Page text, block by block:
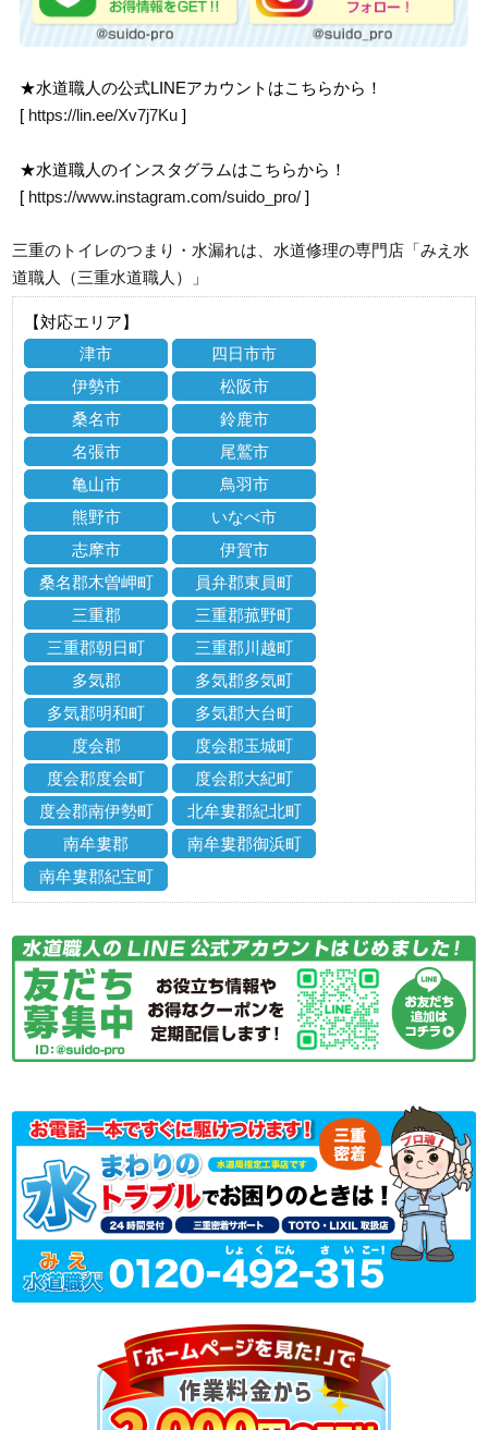
★水道職人の公式LINEアカウントはこちらから！
[ https://lin.ee/Xv7j7Ku ]
★水道職人のインスタグラムはこちらから！
[ https://www.instagram.com/suido_pro/ ]
三重のトイレのつまり・水漏れは、水道修理の専門店「みえ水
道職人（三重水道職人）」
【対応エリア】
津市
四日市市
伊勢市
松阪市
桑名市
鈴鹿市
名張市
尾鷲市
亀山市
鳥羽市
熊野市
いなべ市
志摩市
伊賀市
桑名郡木曽岬町
員弁郡東員町
三重郡
三重郡菰野町
三重郡朝日町
三重郡川越町
多気郡
多気郡多気町
多気郡明和町
多気郡大台町
度会郡
度会郡玉城町
度会郡度会町
度会郡大紀町
度会郡南伊勢町
北牟婁郡紀北町
南牟婁郡
南牟婁郡御浜町
南牟婁郡紀宝町